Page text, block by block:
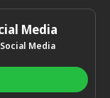
Media
Media